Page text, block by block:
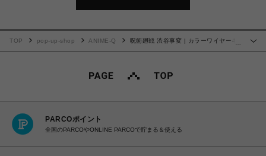
TOP pop-up-shop ANIME-Q
呪術廻戦 渋谷事変 | カラーワイヤーキ
PARCOポイント
全国のPARCOやONLINE PARCOで貯まる＆使える